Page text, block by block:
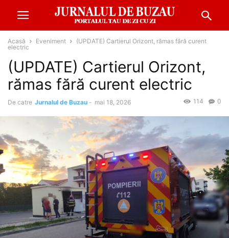
Acasă Eveniment
(UPDATE) Cartierul Orizont, rămas fără curent
electric
(UPDATE) Cartierul Orizont,
rămas fără curent electric
De catre Jurnalul de Buzau - mai 18, 2026 0
114